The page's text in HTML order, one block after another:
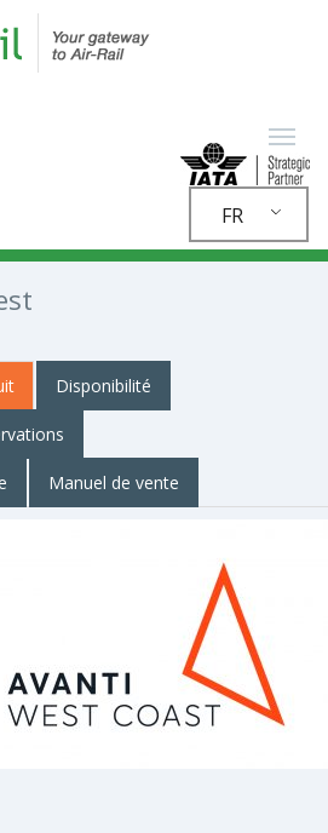
FR
Disponibilité
Manuel de vente